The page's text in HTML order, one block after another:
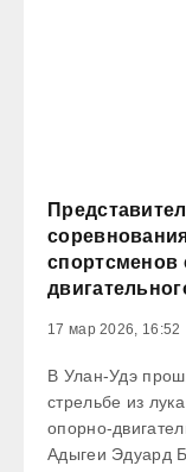
спортсменов
17 мар 2026, 16:52
В Улан-Удэ
стрельбе из
опорно-
Адыгеи Эдуард